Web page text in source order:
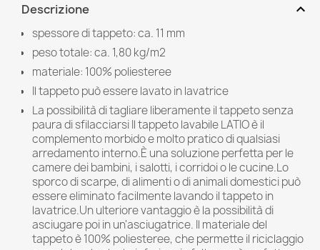
Descrizione expand_more
spessore di tappeto: ca. 11 mm
peso totale: ca. 1,80 kg/m2
materiale: 100% poliesteree
Il tappeto può essere lavato in lavatrice
La possibilità di tagliare liberamente il tappeto senza
paura di sfilacciarsi Il tappeto lavabile LATIO è il
complemento morbido e molto pratico di qualsiasi
arredamento interno.È una soluzione perfetta per le
camere dei bambini, i salotti, i corridoi o le cucine.Lo
sporco di scarpe, di alimenti o di animali domestici può
essere eliminato facilmente lavando il tappeto in
lavatrice.Un ulteriore vantaggio è la possibilità di
asciugare poi in un'asciugatrice. Il materiale del
tappeto è 100% poliesteree, che permette il riciclaggio